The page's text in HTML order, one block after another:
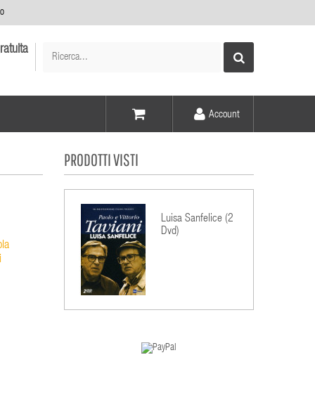
Elementi -
Account
PRODOTTI VISTI
Luisa Sanfelice (2
Dvd)